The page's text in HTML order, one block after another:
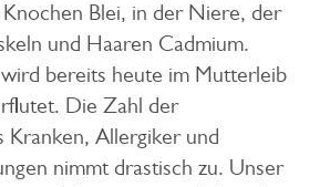
Knochen Blei, in der Niere, der
und Haaren Cadmium.
bereits heute im Mutterleib
Die Zahl der
Kranken, Allergiker und
nimmt drastisch zu. Unser